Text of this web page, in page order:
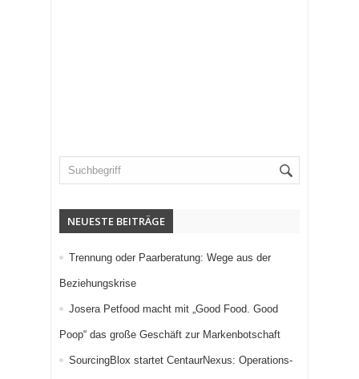
NEUESTE BEITRÄGE
Trennung oder Paarberatung: Wege aus der
Beziehungskrise
Josera Petfood macht mit „Good Food. Good
Poop“ das große Geschäft zur Markenbotschaft
SourcingBlox startet CentaurNexus: Operations-